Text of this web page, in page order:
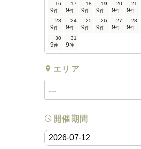
16
9件
17
9件
18
9件
19
9件
20
9件
21
9件
23
9件
24
9件
25
9件
26
9件
27
9件
28
9件
30
9件
31
9件
エリア
開催期間